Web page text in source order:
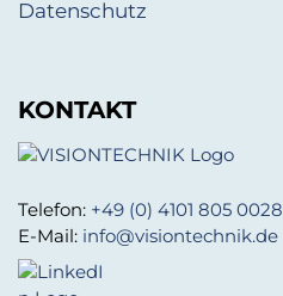
Datenschutz
KONTAKT
Telefon: +49 (0) 4101 805 0028
E-Mail: info@visiontechnik.de